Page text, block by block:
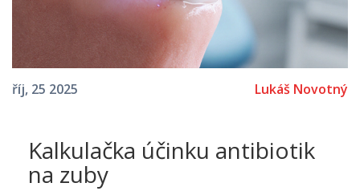
říj, 25 2025 Lukáš Novotný
Kalkulačka účinku antibiotik
na zuby